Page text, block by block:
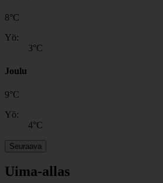
8°C
Yö:
3°C
Joulu
9°C
Yö:
4°C
Seuraava
Uima-allas